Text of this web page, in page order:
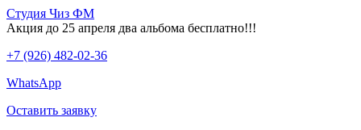
Студия Чиз ФМ
Акция до 25 апреля два альбома бесплатно!!!
+7 (926) 482-02-36
WhatsApp
Оставить заявку